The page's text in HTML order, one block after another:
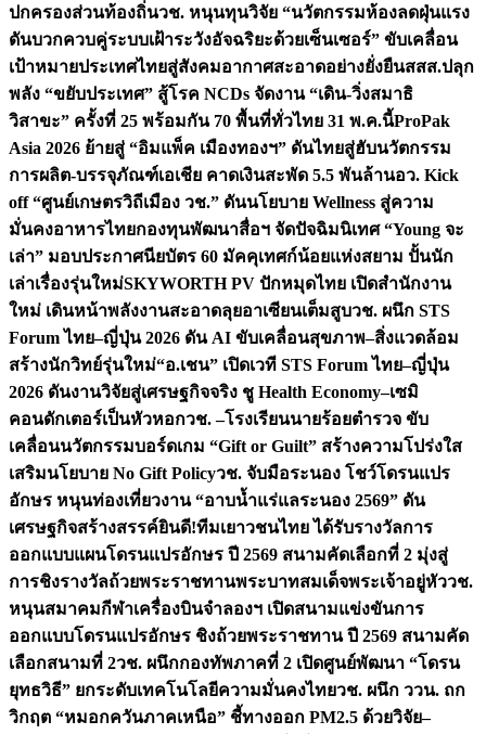
ปกครองส่วนท้องถิ่นวช. หนุนทุนวิจัย “นวัตกรรมห้องลดฝุ่นแรง
ดันบวกควบคู่ระบบเฝ้าระวังอัจฉริยะด้วยเซ็นเซอร์” ขับเคลื่อน
เป้าหมายประเทศไทยสู่สังคมอากาศสะอาดอย่างยั่งยืนสสส.ปลุก
พลัง “ขยับประเทศ” สู้โรค NCDs จัดงาน “เดิน-วิ่งสมาธิ
วิสาขะ” ครั้งที่ 25 พร้อมกัน 70 พื้นที่ทั่วไทย 31 พ.ค.นี้ProPak
Asia 2026 ย้ายสู่ “อิมแพ็ค เมืองทองฯ” ดันไทยสู่ฮับนวัตกรรม
การผลิต-บรรจุภัณฑ์เอเชีย คาดเงินสะพัด 5.5 พันล้านอว. Kick
off “ศูนย์เกษตรวิถีเมือง วช.” ดันนโยบาย Wellness สู่ความ
มั่นคงอาหารไทยกองทุนพัฒนาสื่อฯ จัดปัจฉิมนิเทศ “Young จะ
เล่า” มอบประกาศนียบัตร 60 มัคคุเทศก์น้อยแห่งสยาม ปั้นนัก
เล่าเรื่องรุ่นใหม่SKYWORTH PV ปักหมุดไทย เปิดสำนักงาน
ใหม่ เดินหน้าพลังงานสะอาดลุยอาเซียนเต็มสูบวช. ผนึก STS
Forum ไทย–ญี่ปุ่น 2026 ดัน AI ขับเคลื่อนสุขภาพ–สิ่งแวดล้อม
สร้างนักวิทย์รุ่นใหม่“อ.เชน” เปิดเวที STS Forum ไทย–ญี่ปุ่น
2026 ดันงานวิจัยสู่เศรษฐกิจจริง ชู Health Economy–เซมิ
คอนดักเตอร์เป็นหัวหอกวช. –โรงเรียนนายร้อยตำรวจ ขับ
เคลื่อนนวัตกรรมบอร์ดเกม “Gift or Guilt” สร้างความโปร่งใส
เสริมนโยบาย No Gift Policyวช. จับมือระนอง โชว์โดรนแปร
อักษร หนุนท่องเที่ยวงาน “อาบน้ำแร่แลระนอง 2569” ดัน
เศรษฐกิจสร้างสรรค์ยินดี!ทีมเยาวชนไทย ได้รับรางวัลการ
ออกแบบแผนโดรนแปรอักษร ปี 2569 สนามคัดเลือกที่ 2 มุ่งสู่
การชิงรางวัลถ้วยพระราชทานพระบาทสมเด็จพระเจ้าอยู่หัววช.
หนุนสมาคมกีฬาเครื่องบินจำลองฯ เปิดสนามแข่งขันการ
ออกแบบโดรนแปรอักษร ชิงถ้วยพระราชทาน ปี 2569 สนามคัด
เลือกสนามที่ 2วช. ผนึกกองทัพภาคที่ 2 เปิดศูนย์พัฒนา “โดรน
ยุทธวิธี” ยกระดับเทคโนโลยีความมั่นคงไทยวช. ผนึก ววน. ถก
วิกฤต “หมอกควันภาคเหนือ” ชี้ทางออก PM2.5 ด้วยวิจัย–